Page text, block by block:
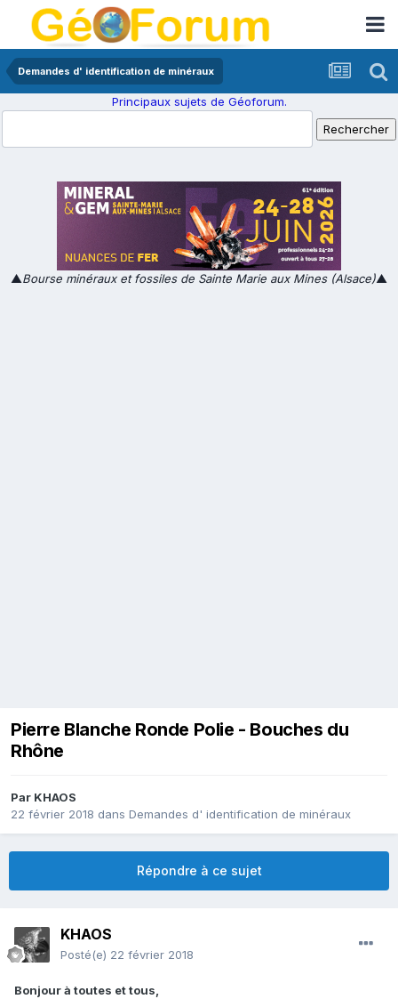
Demandes d' identification de minéraux
Principaux sujets de Géoforum.
▲Bourse minéraux et fossiles de Sainte Marie aux Mines (Alsace)▲
Pierre Blanche Ronde Polie - Bouches du
Rhône
Par KHAOS
22 février 2018 dans Demandes d' identification de minéraux
Répondre à ce sujet
KHAOS
Posté(e) 22 février 2018
Bonjour à toutes et tous,